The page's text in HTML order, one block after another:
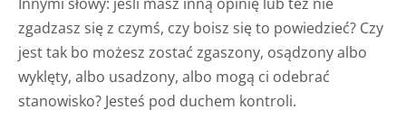
zgadzasz się z czymś, czy boisz się to powiedzieć? Czy
jest tak bo możesz zostać zgaszony, osądzony albo
wyklęty, albo usadzony, albo mogą ci odebrać
stanowisko? Jesteś pod duchem kontroli.